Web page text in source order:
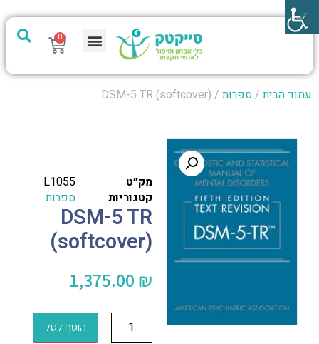
0
עמוד הבית/ספרות/ DSM-5 TR (softcover)
מק״ט
L1055
קטגוריות
ספרות
DSM-5 TR
(softcover)
1,375.00 ₪
הוסף לסל